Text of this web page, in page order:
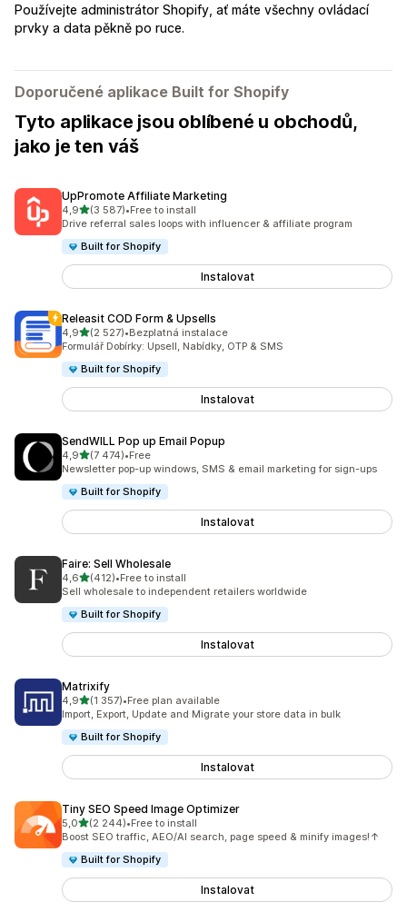
Používejte administrátor Shopify, ať máte všechny ovládací
prvky a data pěkně po ruce.
Doporučené aplikace Built for Shopify
Tyto aplikace jsou oblíbené u obchodů,
jako je ten váš
UpPromote Affiliate Marketing
4,9z 5 hvězd
(3 587)
Celkový počet recenzí: 3587
•Free to install
Drive referral sales loops with influencer & affiliate program
Built for Shopify
Instalovat
Releasit COD Form & Upsells
4,9z 5 hvězd
(2 527)
Celkový počet recenzí: 2527
•Bezplatná instalace
Formulář Dobírky: Upsell, Nabídky, OTP & SMS
Built for Shopify
Instalovat
SendWILL Pop up Email Popup
4,9z 5 hvězd
(7 474)
Celkový počet recenzí: 7474
•Free
Newsletter pop-up windows, SMS & email marketing for sign-ups
Built for Shopify
Instalovat
Faire: Sell Wholesale
4,6z 5 hvězd
(412)
Celkový počet recenzí: 412
•Free to install
Sell wholesale to independent retailers worldwide
Built for Shopify
Instalovat
Matrixify
4,9z 5 hvězd
(1 357)
Celkový počet recenzí: 1357
•Free plan available
Import, Export, Update and Migrate your store data in bulk
Built for Shopify
Instalovat
Tiny SEO Speed Image Optimizer
5,0z 5 hvězd
(2 244)
Celkový počet recenzí: 2244
•Free to install
Boost SEO traffic, AEO/AI search, page speed & minify images!↑
Built for Shopify
Instalovat